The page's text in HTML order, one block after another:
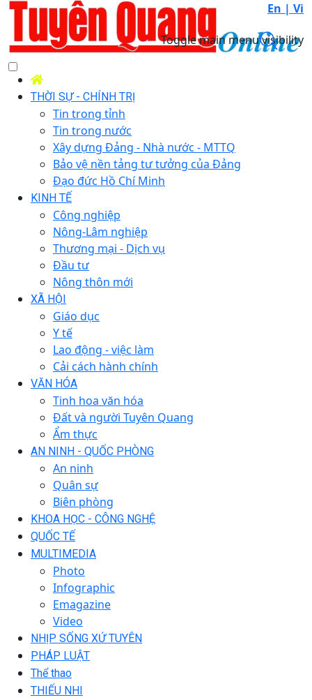
En | Vi
Toggle main menu visibility
THỜI SỰ - CHÍNH TRỊ
Tin trong tỉnh
Tin trong nước
Xây dựng Đảng - Nhà nước - MTTQ
Bảo vệ nền tảng tư tưởng của Đảng
Đạo đức Hồ Chí Minh
KINH TẾ
Công nghiệp
Nông-Lâm nghiệp
Thương mại - Dịch vụ
Đầu tư
Nông thôn mới
XÃ HỘI
Giáo dục
Y tế
Lao động - việc làm
Cải cách hành chính
VĂN HÓA
Tinh hoa văn hóa
Đất và người Tuyên Quang
Ẩm thực
AN NINH - QUỐC PHÒNG
An ninh
Quân sự
Biên phòng
KHOA HỌC - CÔNG NGHỆ
QUỐC TẾ
MULTIMEDIA
Photo
Infographic
Emagazine
Video
NHỊP SỐNG XỨ TUYÊN
PHÁP LUẬT
Thể thao
THIẾU NHI